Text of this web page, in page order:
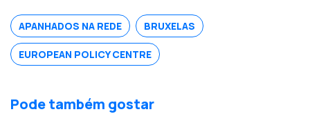
Natural de Valpaços é formado em
engenharia e gestão industrial.
APANHADOS NA REDE BRUXELAS
EUROPEAN POLICY CENTRE
Pode também gostar